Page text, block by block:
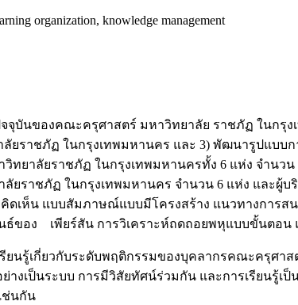
organization, knowledge management
จุบันของคณะครุศาสตร์ มหาวิทยาลัย ราชภัฏ ในกรุ
ยราชภัฏ ในกรุงเทพมหานคร และ 3) พัฒนารูปแบ
ทยาลัยราชภัฏ ในกรุงเทพมหานครทั้ง 6 แห่ง จำน
ราชภัฏ ในกรุงเทพมหานคร จำนวน 6 แห่ง และผู้บ
เห็น แบบสัมภาษณ์แบบมีโครงสร้าง แนวทางการ
ของ เพียร์สัน การวิเคราะห์ถดถอยพหุแบบขั้นตอน
ยนรู้เกี่ยวกับระดับพฤติกรรมของบุคลากรคณะครุศ
างเป็นระบบ การมีวิสัยทัศน์ร่วมกัน และการเรียนรู้เ
ช่นกัน